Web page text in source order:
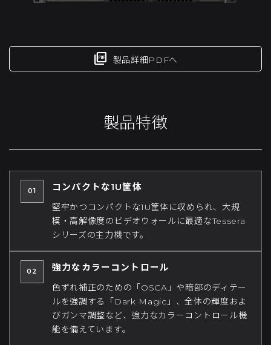
picture_as_pdf 製品詳細PDFへ
製品特徴
コンパクトな1U筐体
堅牢かつコンパクトな1U筐体に収められ、大規
模・高解像度のビデオウォールに最適なTessera
シリーズの主力機です。
強力なカラーコントロール
色ずれ補正のための「OSCA」や暗部のディテー
ルを強調する「Dark Magic」、全体の輝度およ
びガンマ調整など、強力なカラーコントロール機
能を備えています。